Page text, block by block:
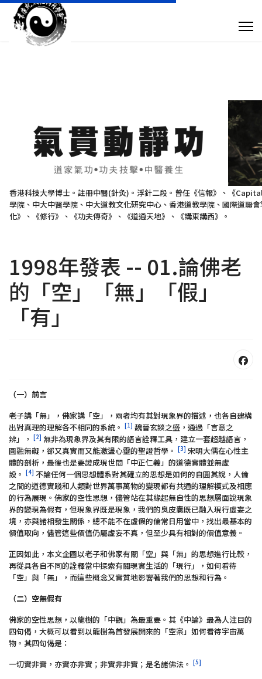
欄 文 章
搜尋
+852 28932893
taoistyuen@gmail.com
香港科技大學博士。註冊中醫(針灸)。浮針二段。曾任《信報》、《
學院、中大中醫學院、中大道教文化研究中心、香港道教學院、國際道聯
化》、《修行》、《功夫傳奇》、《道通天地》、《講東講西》。
1998年發表 -- 01.論佛老
的「空」「無」「假」
「有」
（一）前言
老子講「無」，佛家講「空」，兩者均有其對現象界的描述，也各自建構
出對真理的理解各不相同的系統。 [1] 魏晉玄談之盛，通過「言意之
辨」， [2] 無非為現象界及其有限的語言詮釋工具，建立一套超越語言，
圓融無礙，郤又真實而又能激盪心靈的聖證哲學。 [3] 宋明大儒在心性主
體的剖析，最後也是要證成現世間「中正仁義」的道德實體並無虛
設。 [4] 不論任何一個思想體系對其確立的思想是如何的自圓其說，人倫
之間的道德實踐和人類對世界萬事萬物的變現都有共通的理解模式及相應
的行為展現。佛家的空性思想，儘管站在其緣起無自性的思想層面說現象
界的變現為假有，但現象界既是現象，我們的臭皮囊既已融入現行虛妄之
境，亦與諸相發生關係，總不能不在虛假的倫常日用當中，找出最基本的
價值取向，儘管這些價值仍屬虛妄不真，但至少具有相對的價值意義。
正因如此，本文企圖以老子和佛家有關「空」與「無」的思想進行比較，
再從具各自不同的詮釋當中探索有關現實生活的「現行」，如何看待
「空」與「無」，而這些概念又實質地影響著我們的思想和行為。
（二）空無假有
佛家的空性思想，以龍樹的「中觀」為最重要。其《中論》最為人注目的
四句偈，大概可以看到以龍樹為首發展開來的「空宗」如何看待宇宙萬
物。其四句偈是：
一切實非實，亦實亦非實；非實非非實；是名諸佛法。 [5]